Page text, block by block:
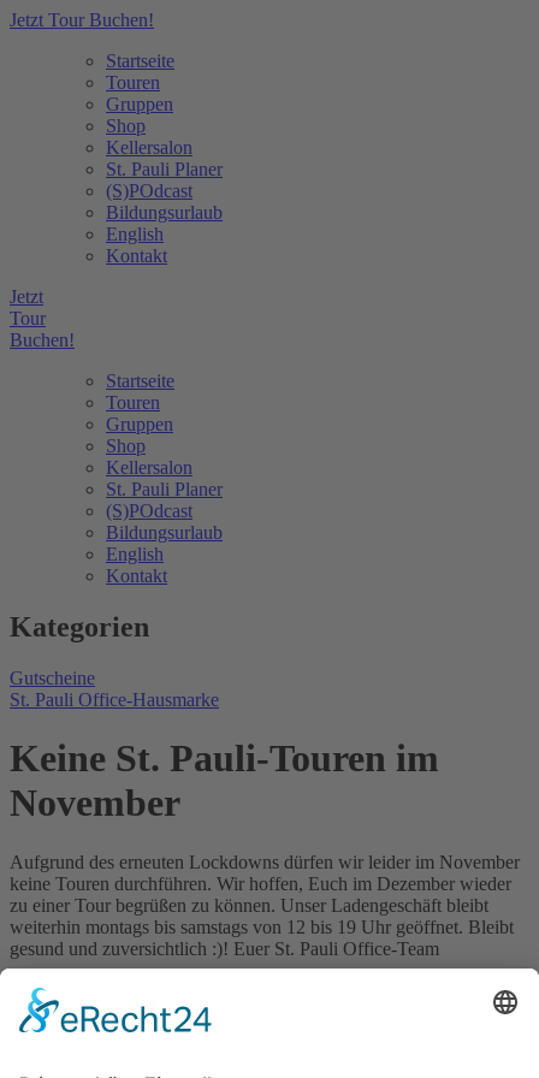
Jetzt Tour Buchen!
Startseite
Touren
Gruppen
Shop
Kellersalon
St. Pauli Planer
(S)POdcast
Bildungsurlaub
English
Kontakt
Jetzt
Tour
Buchen!
Startseite
Touren
Gruppen
Shop
Kellersalon
St. Pauli Planer
(S)POdcast
Bildungsurlaub
English
Kontakt
Kategorien
Gutscheine
St. Pauli Office-Hausmarke
Keine St. Pauli-Touren im
November
Aufgrund des erneuten Lockdowns dürfen wir leider im November
keine Touren durchführen. Wir hoffen, Euch im Dezember wieder
zu einer Tour begrüßen zu können. Unser Ladengeschäft bleibt
weiterhin montags bis samstags von 12 bis 19 Uhr geöffnet. Bleibt
gesund und zuversichtlich :)! Euer St. Pauli Office-Team